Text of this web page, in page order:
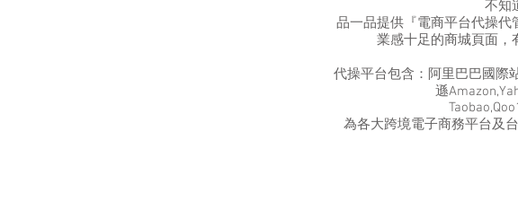
不知
品一品提供『電商平台代操
業感十足的商城頁面，
代操平台包含：阿里巴巴國際
遜
為各大跨境電子商務平台及